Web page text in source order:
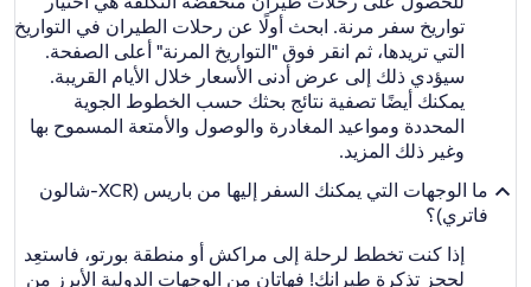
تواريخ سفر مرنة. ابحث أولًا عن رحلات الطيران في التواريخ
التي تريدها، ثم انقر فوق "التواريخ المرنة" أعلى الصفحة.
سيؤدي ذلك إلى عرض أدنى الأسعار خلال الأيام القريبة.
يمكنك أيضًا تصفية نتائج بحثك حسب الخطوط الجوية
المحددة ومواعيد المغادرة والوصول والأمتعة المسموح بها
وغير ذلك المزيد.
ما الوجهات التي يمكنك السفر إليها من باريس (XCR-شالون
فاتري)؟
إذا كنت تخطط لرحلة إلى مراكش أو منطقة بورتو، فاستعِد
لحجز تذكرة طيرانك! فهاتان من الوجهات الدولية الأبرز من